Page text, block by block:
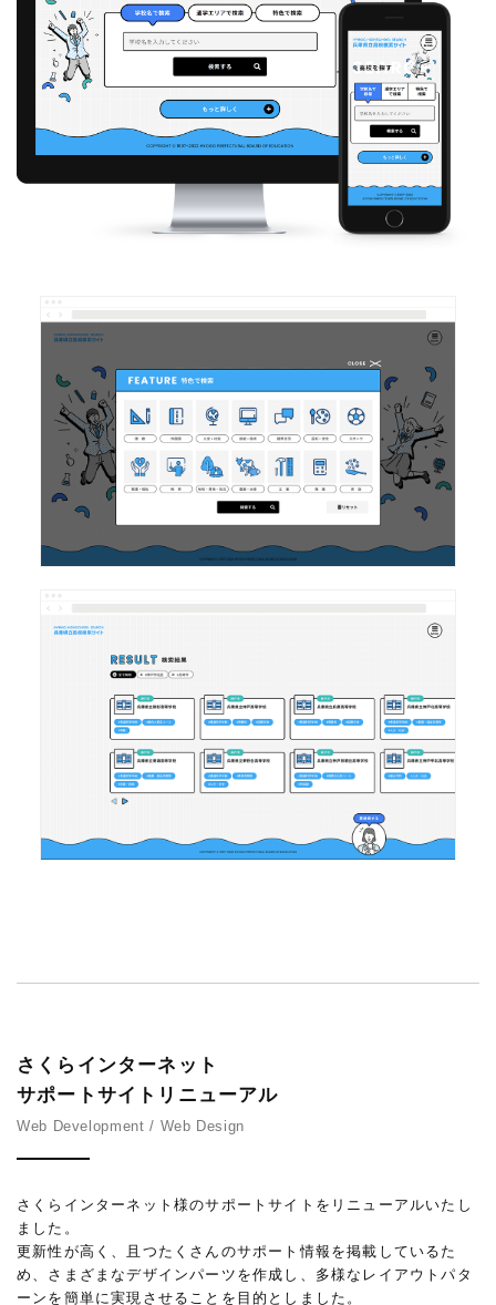
さくらインターネット
サポートサイトリニューアル
Web Development / Web Design
さくらインターネット様のサポートサイトをリニューアルいたし
ました。
更新性が高く、且つたくさんのサポート情報を掲載しているた
め、さまざまなデザインパーツを作成し、多様なレイアウトパタ
ーンを簡単に実現させることを目的としました。